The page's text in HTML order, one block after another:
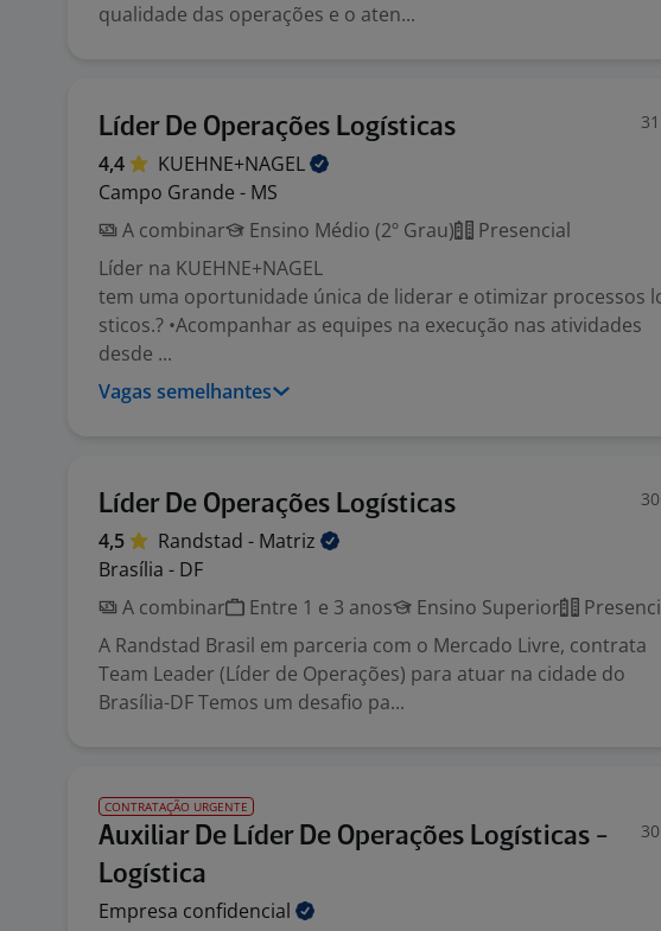
qualidade das operações e o aten...
Líder De Operações Logísticas
4,4
KUEHNE+NAGEL
Campo Grande - MS
A combinar
Ensino Médio (2º Grau)
Presencial
Líder na KUEHNE+NAGEL
tem uma oportunidade única de liderar e otimizar processos
sticos.? •Acompanhar as equipes na execução nas atividades
desde ...
Vagas semelhantes
Líder De Operações Logísticas
4,5 Randstad - Matriz
Brasília - DF
A combinar
Entre 1 e 3 anos Ensino Superior
A Randstad Brasil em parceria com o Mercado Livre, contrata
Team Leader (Líder de Operações) para atuar na cidade do
Brasília-DF Temos um desafio pa...
CONTRATAÇÃO URGENTE
Auxiliar De Líder De Operações Logísticas -
Logística
Empresa confidencial